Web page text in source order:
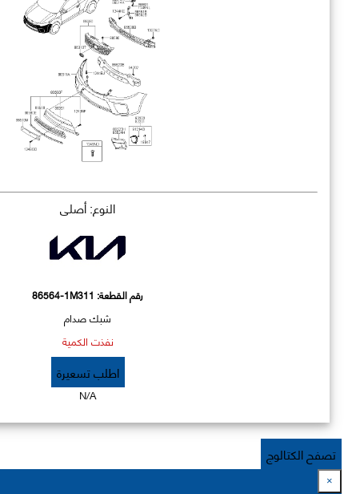
النوع: أصلي
رقم القطعة: 86564-1M311
شبك صدام
نفذت الكمية
اطلب تسعيرة
N/A
تصفح الكتالوج
×